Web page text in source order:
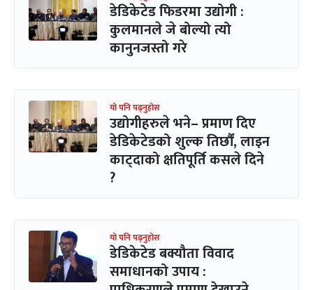
डेडिकेटेड फिडरमा उद्योगी :
कुलमानले जे बोल्यो त्यो
कानुनजस्तो गरे
यो पनि पढ्नुहोस
उद्योगीहरुले भने– प्रमाण दिए
डेडिकेटेडको शुल्क तिर्छौं, लाइन
काट्दाको क्षतिपूर्ति कसले दिने
?
यो पनि पढ्नुहोस
डेडिकेटेड बक्यौता विवाद
समाधानको उपाय :